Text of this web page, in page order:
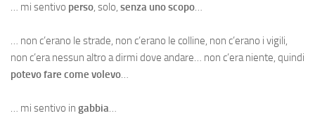
… mi sentivo perso, solo, senza uno scopo…
… non c’erano le strade, non c’erano le colline, non c’erano i vigili,
non c’era nessun altro a dirmi dove andare… non c’era niente, quindi
potevo fare come volevo…
… mi sentivo in gabbia…